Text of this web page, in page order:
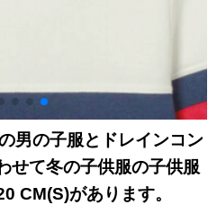
男の子服とドレインコン
せて冬の子供服の子供服
CM(S)があります。